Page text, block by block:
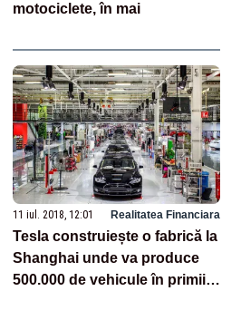
motociclete, în mai
11 iul. 2018, 12:01 Realitatea Financiara
Tesla construiește o fabrică la
Shanghai unde va produce
500.000 de vehicule în primii